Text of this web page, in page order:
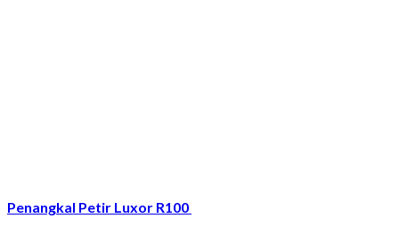
Penangkal Petir Luxor R100